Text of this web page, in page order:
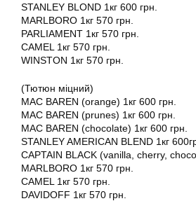
STANLEY BLOND 1кг 600 грн.
MARLBORO 1кг 570 грн.
PARLIAMENT 1кг 570 грн.
CAMEL 1кг 570 грн.
WINSTON 1кг 570 грн.
(Тютюн міцний)
MAC BAREN (orange) 1кг 600 грн.
MAC BAREN (prunes) 1кг 600 грн.
MAC BAREN (chocolate) 1кг 600 грн.
STANLEY AMERICAN BLEND 1кг
CAPTAIN BLACK (vanilla, cherry,
MARLBORO 1кг 570 грн.
CAMEL 1кг 570 грн.
DAVIDOFF 1кг 570 грн.